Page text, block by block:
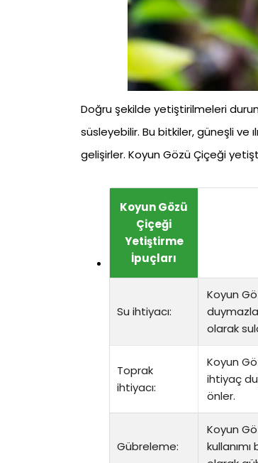
Doğru şekilde yetiştirilmeleri
süsleyebilir. Bu bitkiler, güneşli ve
gelişirler. Koyun Gözü Çiçeği
Koyun Gözü
Çiçeği
Yetiştirme
İpuçları
Su ihtiyacı:
Koyun
olarak
Toprak
ihtiyacı:
Koyun
ihtiyaç
önler.
Gübreleme:
Koyun